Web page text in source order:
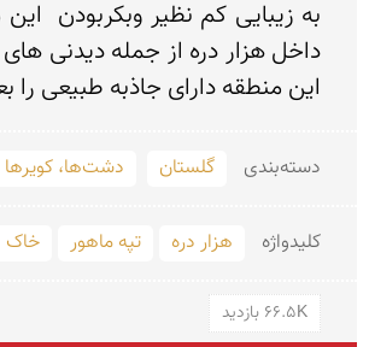
این منطقه دارای جاذبه طبیعی
دسته‌بندی گلستان دشت‌ها، کویرها
کلید‌واژه هزار دره تپه ماهور خاک
66.5K بازدید